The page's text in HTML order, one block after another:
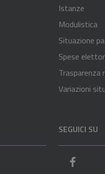
Istanze
Modulistica
Situazione
Spese
Trasparenza
Variazioni
SEGUICI SU